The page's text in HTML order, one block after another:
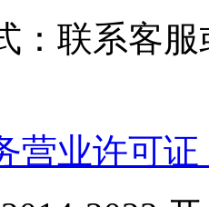
：联系客
营业许可证